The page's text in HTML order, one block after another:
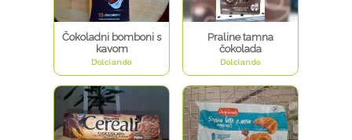
Čokoladni bomboni s
kavom
Dolciando
Praline tamna
čokolada
Dolciando